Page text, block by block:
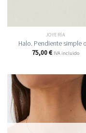
JOYERÍA
Halo. Pendiente simple
75,00€ IVA incluido